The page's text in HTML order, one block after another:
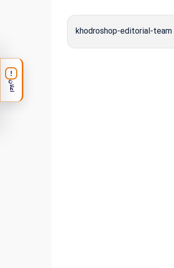
khodroshop-editorial-team
!
اعلان